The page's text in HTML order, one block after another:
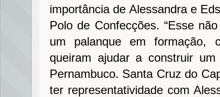
importância de Alessandra e
Polo de Confecções. “Esse
um palanque em formação,
queiram ajudar a construir
Pernambuco. Santa Cruz do
ter representatividade com